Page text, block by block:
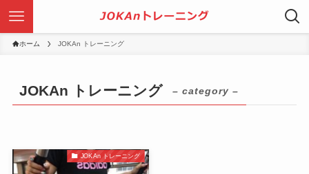
ホーム JOKAn トレーニング
JOKAn トレーニング – category –
JOKAn トレーニング